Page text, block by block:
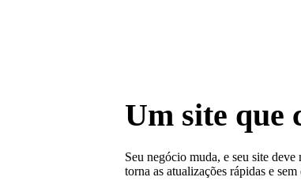
Um site que
Seu negócio muda, e seu site
torna as atualizações rápidas e sem